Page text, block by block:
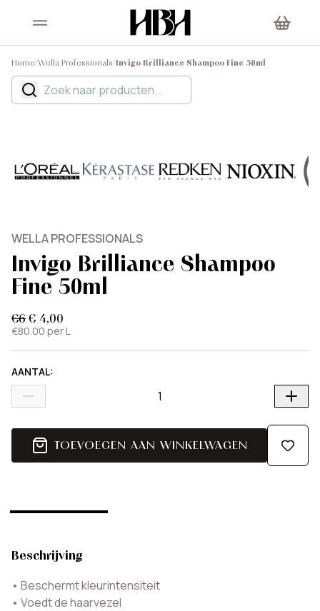
Home/Wella Professionals/Invigo Brilliance Shampoo Fine 50ml
WELLA PROFESSIONALS
Invigo Brilliance Shampoo
Fine 50ml
€6€ 4,00
€80.00 per L
AANTAL:
TOEVOEGEN AAN WINKELWAGEN
Beschrijving
• Beschermt kleurintensiteit
• Voedt de haarvezel